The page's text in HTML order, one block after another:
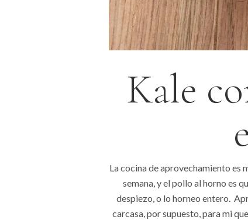
Kale
La cocina de aprovechamiento es
semana, y el pollo al horno es
despiezo, o lo horneo entero.
carcasa, por supuesto, para mi